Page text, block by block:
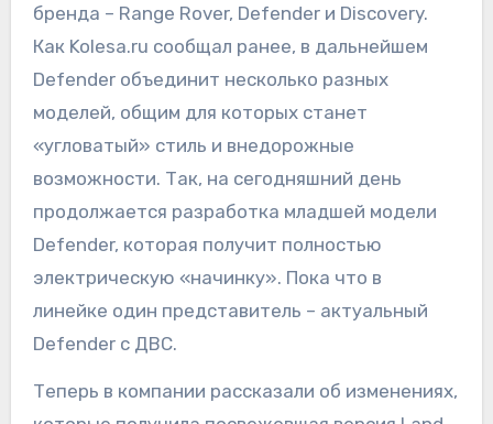
бренда – Range Rover, Defender и Discovery.
Как Kolesa.ru сообщал ранее, в дальнейшем
Defender объединит несколько разных
моделей, общим для которых станет
«угловатый» стиль и внедорожные
возможности. Так, на сегодняшний день
продолжается разработка младшей модели
Defender, которая получит полностью
электрическую «начинку». Пока что в
линейке один представитель – актуальный
Defender с ДВС.
Теперь в компании рассказали об изменениях,